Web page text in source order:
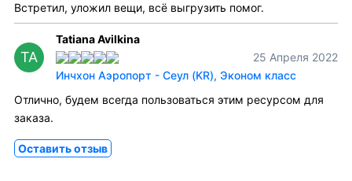
Встретил, уложил вещи, всё выгрузить помог.
TA
Tatiana Avilkina
25 Апреля 2022
Инчхон Аэропорт - Сеул (KR), Эконом класс
Отлично, будем всегда пользоваться этим ресурсом для
заказа.
Оставить отзыв